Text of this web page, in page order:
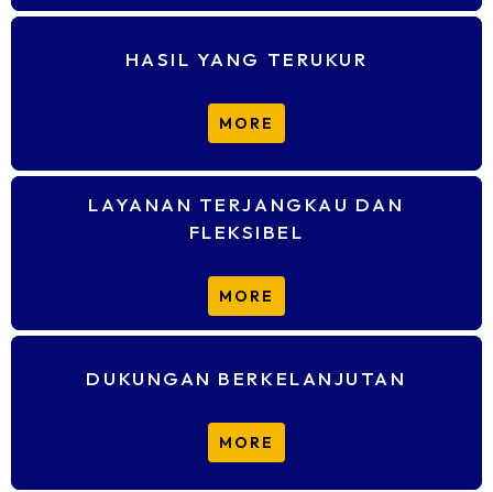
pasar yang kompetitif.
HASIL YANG TERUKUR
MORE
DCLIQ menyajikan laporan SEO mendalam,
mencakup trafik organik, peringkat
Google Analytics dan Search Console.
LAYANAN TERJANGKAU DAN
FLEKSIBEL
MORE
budget dan kebutuhan, cocok
untuk UMKM hingga bisnis skala besar.
DUKUNGAN BERKELANJUTAN
MORE
DCLIQ tidak hanya mengoptimalkan, tetapi juga
memberikan pemantauan dan penyesuaian